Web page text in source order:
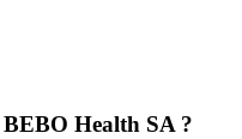
Health SA ?